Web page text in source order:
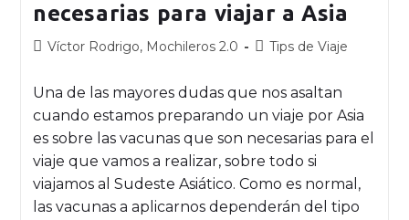
necesarias para viajar a Asia
Víctor Rodrigo, Mochileros 2.0 Tips de Viaje
Una de las mayores dudas que nos asaltan
cuando estamos preparando un viaje por Asia
es sobre las vacunas que son necesarias para el
viaje que vamos a realizar, sobre todo si
viajamos al Sudeste Asiático. Como es normal,
las vacunas a aplicarnos dependerán del tipo